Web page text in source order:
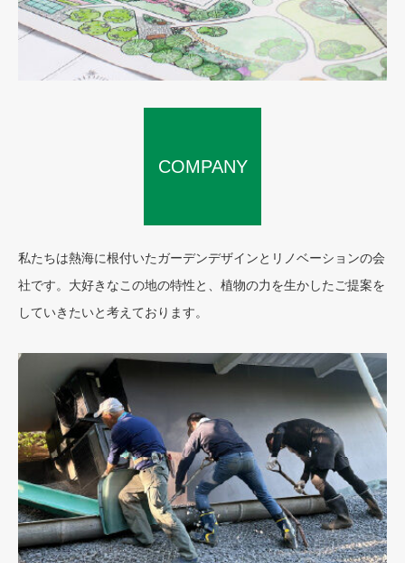
SERVICE
COMPANY
私たちは熱海に根付いたガーデンデザインとリノベーションの会
社です。大好きなこの地の特性と、植物の力を生かしたご提案を
していきたいと考えております。